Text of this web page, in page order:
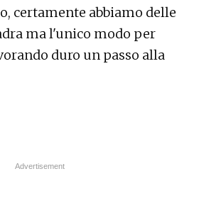
certamente abbiamo delle
ma l'unico modo per
duro un passo alla